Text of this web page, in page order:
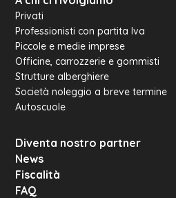
Privati
Professionisti con partita Iva
Piccole e medie imprese
Officine, carrozzerie e gommisti
Strutture alberghiere
Società noleggio a breve termine
Autoscuole
Diventa nostro partner
News
Fiscalità
FAQ